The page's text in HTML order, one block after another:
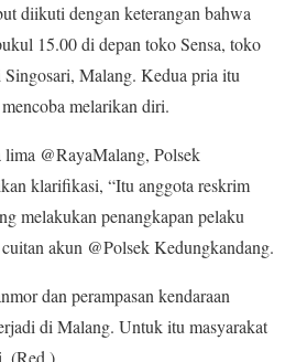
diikuti dengan keterangan bahwa
15.00 di depan toko Sensa, toko
Malang. Kedua pria itu
melarikan diri.
@RayaMalang, Polsek
klarifikasi, “Itu anggota reskrim
melakukan penangkapan pelaku
akun @Polsek Kedungkandang.
dan perampasan kendaraan
di Malang. Untuk itu masyarakat
(Red.)